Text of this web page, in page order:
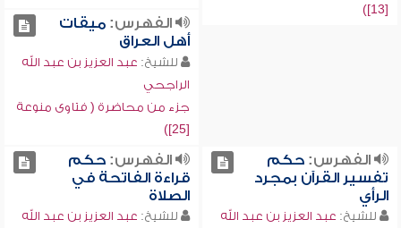
[13])
الفهرس:ميقات
أهل العراق
للشيخ: عبد العزيز بن عبد الله
الراجحي
جزء من محاضرة ( فتاوى منوعة
[25])
الفهرس:حكم
تفسير القرآن بمجرد
الرأي
للشيخ: عبد العزيز بن عبد الله
الفهرس:حكم
قراءة الفاتحة في
الصلاة
للشيخ: عبد العزيز بن عبد الله